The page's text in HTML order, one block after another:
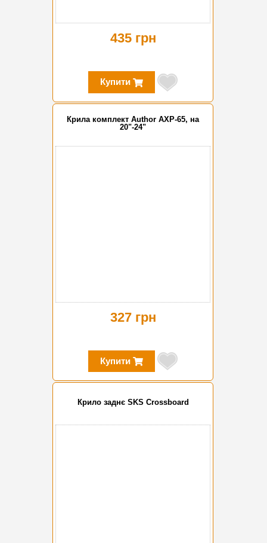
435 грн
Купити
Крила комплект Author AXP-65, на
20"-24"
327 грн
Купити
Крило заднє SKS Crossboard